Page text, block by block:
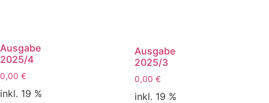
Ausgabe
2025/4
0,00 €
inkl. 19 %
Ausgabe
2025/3
0,00 €
inkl. 19 %